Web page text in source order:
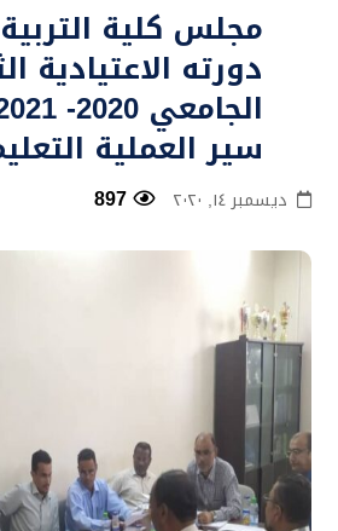
مجلس كلية
دورته الاعتيادية
سير العملية
ديسمبر ١٤, ٢٠٢٠ 897